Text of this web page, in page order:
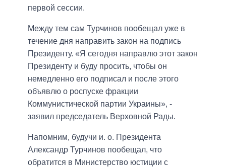
первой сессии.
Между тем сам Турчинов пообещал уже в
течение дня направить закон на подпись
Президенту. «Я сегодня направлю этот закон
Президенту и буду просить, чтобы он
немедленно его подписал и после этого
объявлю о роспуске фракции
Коммунистической партии Украины», -
заявил председатель Верховной Рады.
Напомним, будучи и. о. Президента
Александр Турчинов пообещал, что
обратится в Министерство юстиции с